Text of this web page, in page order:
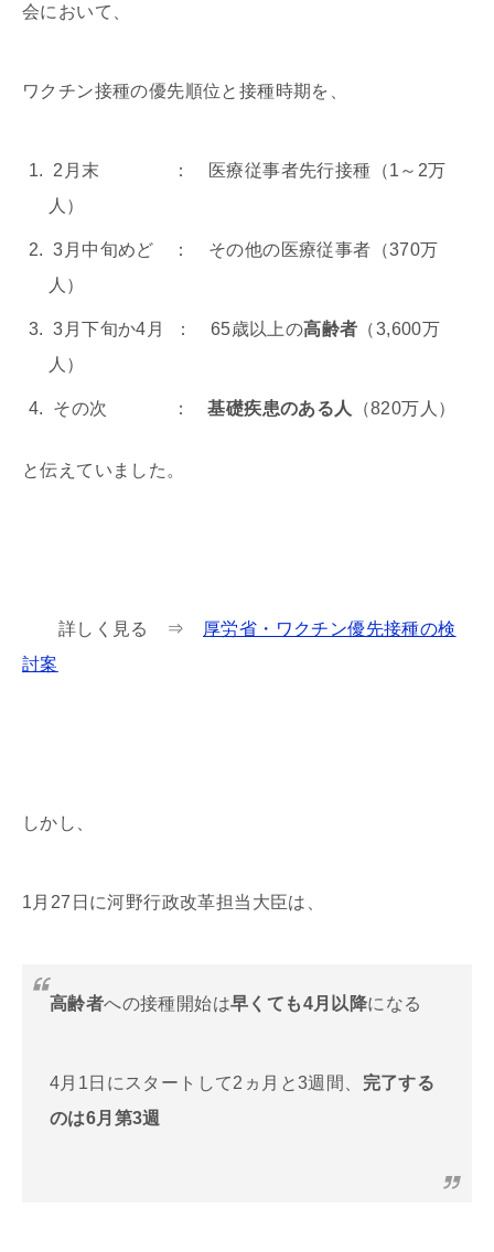
会において、
ワクチン接種の優先順位と接種時期を、
2月末 ： 医療従事者先行接種（1～2万
人）
3月中旬めど ： その他の医療従事者（370万
人）
3月下旬か4月 ： 65歳以上の高齢者 （3,600万
人）
その次 ：基礎疾患のある人 （820万人）
と伝えていました。
詳しく見る ⇒
厚労省・ワクチン優先接種の検
討案
しかし、
1月27日に河野行政改革担当大臣は、
高齢者への接種開始は早くても4月以降になる
4月1日にスタートして2ヵ月と3週間、 完了する
のは6月第3週